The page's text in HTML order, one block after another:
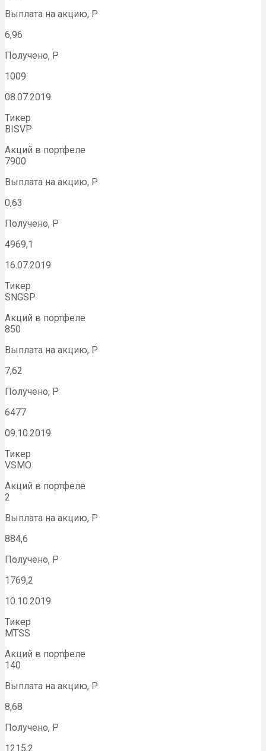
Выплата на акцию, Р
6,96
Получено, Р
1009
08.07.2019
Тикер
BISVP
Акций в портфеле
7900
Выплата на акцию, Р
0,63
Получено, Р
4969,1
16.07.2019
Тикер
SNGSP
Акций в портфеле
850
Выплата на акцию, Р
7,62
Получено, Р
6477
09.10.2019
Тикер
VSMO
Акций в портфеле
2
Выплата на акцию, Р
884,6
Получено, Р
1769,2
10.10.2019
Тикер
MTSS
Акций в портфеле
140
Выплата на акцию, Р
8,68
Получено, Р
1215,2